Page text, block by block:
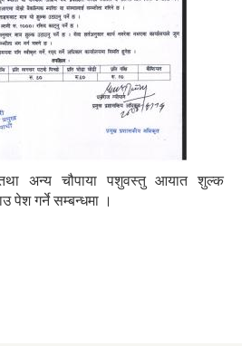
तथा अन्य चौपाया पशुवस्तु आयात शुल्क
पेश गर्ने सम्बन्धमा ।